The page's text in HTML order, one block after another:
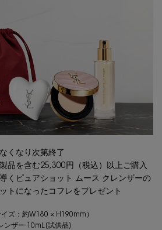
くなり次第終了
品を含む25,300円（税込）以上ご購入
くピュアショット ムース クレンザーの
トになったコフレをプレゼント
イズ：約W180 × H190mm）
ンザー 10mL[試供品]